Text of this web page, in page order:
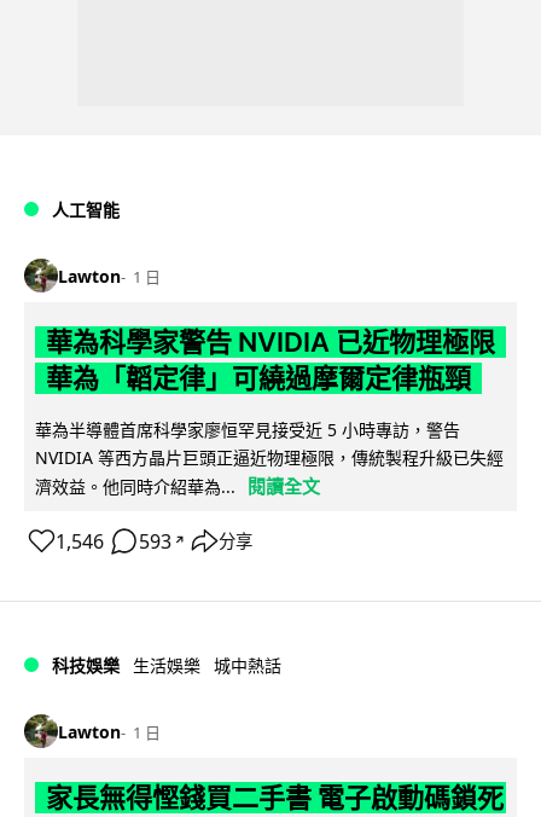
人工智能
Lawton 1 日
華為科學家警告 NVIDIA 已近物理極限
華為「韜定律」可繞過摩爾定律瓶頸
華為半導體首席科學家廖恒罕見接受近 5 小時專訪，警告
NVIDIA 等西方晶片巨頭正逼近物理極限，傳統製程升級已失經
濟效益。他同時介紹華為...
閱讀全文
1,546 593 ↗ 分享
科技娛樂 生活娛樂 城中熱話
Lawton 1 日
家長無得慳錢買二手書 電子啟動碼鎖死